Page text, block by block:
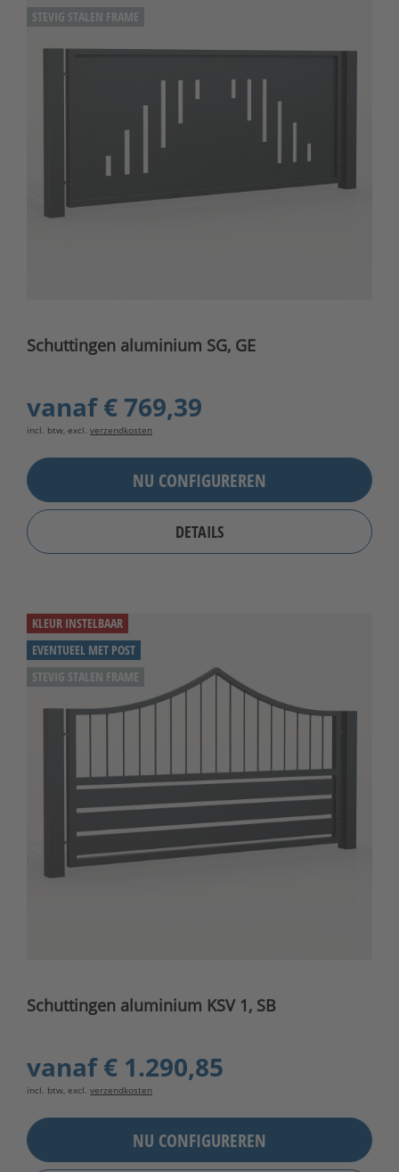
STEVIG STALEN FRAME
Schuttingen aluminium SG, GE
vanaf€ 769,39
incl. btw, excl. verzendkosten
NU CONFIGUREREN
DETAILS
KLEUR INSTELBAAR
EVENTUEEL MET POST
STEVIG STALEN FRAME
Schuttingen aluminium KSV 1, SB
vanaf€ 1.290,85
incl. btw, excl. verzendkosten
NU CONFIGUREREN